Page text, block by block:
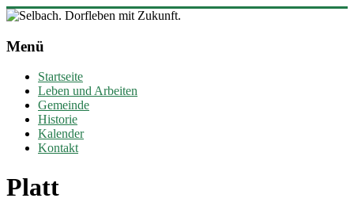
Zum
springen
Dorfleben
Zukunft.
Ortsgemeinde
Selbach
Menü
Startseite
Leben und Arbeiten
Gemeinde
Historie
Kalender
Kontakt
Platt